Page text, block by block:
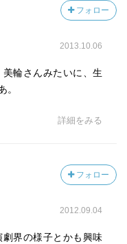
フォロー
2013.10.06
輪さんみたいに、生
。
詳細をみる
フォロー
2012.09.04
界の様子とかも興味